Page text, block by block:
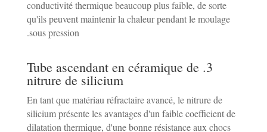
conductivité thermique beaucoup plus faible, de sorte
qu'ils peuvent maintenir la chaleur pendant le moulage
sous pression.
3. Tube ascendant en céramique de
nitrure de silicium
En tant que matériau réfractaire avancé, le nitrure de
silicium présente les avantages d'un faible coefficient de
dilatation thermique, d'une bonne résistance aux chocs